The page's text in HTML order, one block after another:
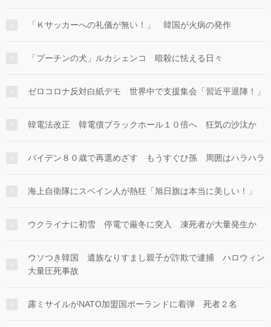
「Ｋサッカーへの礼儀が無い！」 韓国が火病の発作
「プーチンの犬」ルカシェンコ 暗殺に怯える日々
ゼロコロナ反対白紙デモ 世界中で支援集会「習近平退陣！」
韓電法改正 韓電債ブラックホール１０倍へ 狂気の沙汰か
バイデン８０歳で再選めざす もうすぐひ孫 周囲はハラハラ
海上自衛隊にスペイン人が熱狂「旭日旗は本当に美しい！」
ウクライナに初雪 停電で厳冬に突入 凍死者が大量発生か
ウソつき韓国 遺族なりすまし親子が詐欺で逮捕 ハロウィン
大量圧死事故
露ミサイルがNATO加盟国ポーランドに着弾 死者２名